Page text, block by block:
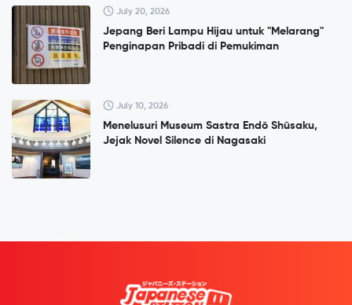
July 20, 2026
Jepang Beri Lampu Hijau untuk "Melarang"
Penginapan Pribadi di Pemukiman
July 10, 2026
Menelusuri Museum Sastra Endō Shūsaku,
Jejak Novel Silence di Nagasaki